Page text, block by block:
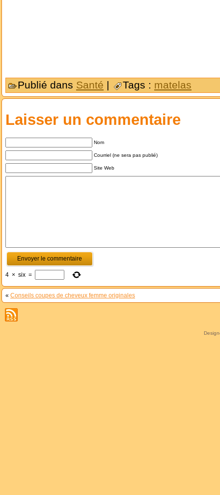
Publié dans Santé | Tags : matelas
Laisser un commentaire
Nom
Courriel (ne sera pas publié)
Site Web
4 × six =
« Conseils coupes de cheveux femme originales